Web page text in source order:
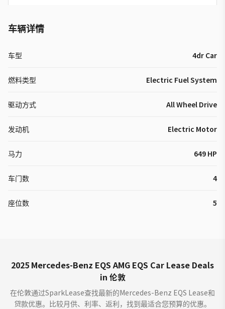
车辆详情
车型 4dr Car
燃料类型 Electric Fuel System
驱动方式 All Wheel Drive
发动机 Electric Motor
马力 649 HP
车门数 4
座位数 5
2025 Mercedes-Benz EQS AMG EQS Car Lease Deals
in 伦敦
在伦敦通过SparkLease查找最新的Mercedes-Benz EQS Lease和
贷款优惠。比较月供、利率、返利，找到最适合您预算的优惠。